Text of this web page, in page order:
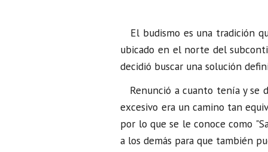
El budismo es una tradición
ubicado en el norte del
decidió buscar una solución
Renunció a cuanto tenía y se
excesivo era un camino tan
por lo que se le conoce como
a los demás para que también